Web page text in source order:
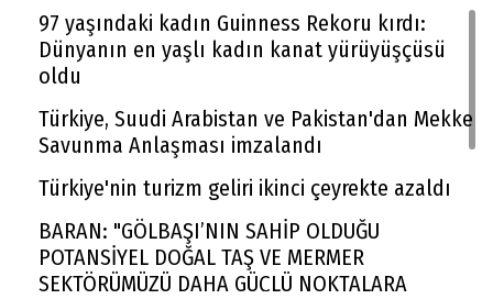
97 yaşındaki kadın Guinness Rekoru kırdı:
Dünyanın en yaşlı kadın kanat yürüyüşçüsü
oldu
Türkiye, Suudi Arabistan ve Pakistan'dan Mekke
Savunma Anlaşması imzalandı
Türkiye'nin turizm geliri ikinci çeyrekte azaldı
BARAN: "GÖLBAŞI’NIN SAHİP OLDUĞU
POTANSİYEL DOĞAL TAŞ VE MERMER
SEKTÖRÜMÜZÜ DAHA GÜÇLÜ NOKTALARA